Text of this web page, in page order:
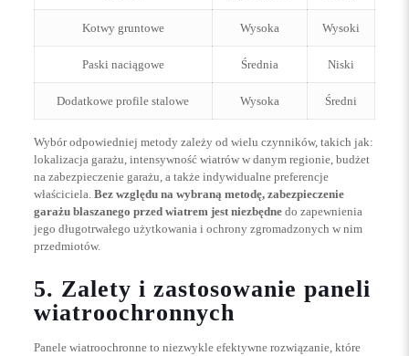
Kotwy gruntowe Wysoka Wysoki
Paski naciągowe Średnia Niski
Dodatkowe profile stalowe Wysoka Średni
Wybór odpowiedniej metody zależy od wielu czynników, takich jak:
lokalizacja garażu, intensywność wiatrów w danym regionie, budżet
na zabezpieczenie garażu, a także indywidualne preferencje
właściciela. Bez względu na wybraną metodę, zabezpieczenie
garażu blaszanego przed wiatrem jest niezbędnedo zapewnienia
jego długotrwałego użytkowania i ochrony zgromadzonych w nim
przedmiotów.
5. Zalety i zastosowanie paneli
wiatroochronnych
Panele wiatroochronne to niezwykle efektywne rozwiązanie, które